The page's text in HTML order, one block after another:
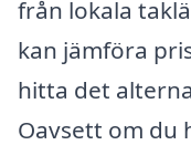
från lokala
kan jämföra
hitta det
Oavsett om du